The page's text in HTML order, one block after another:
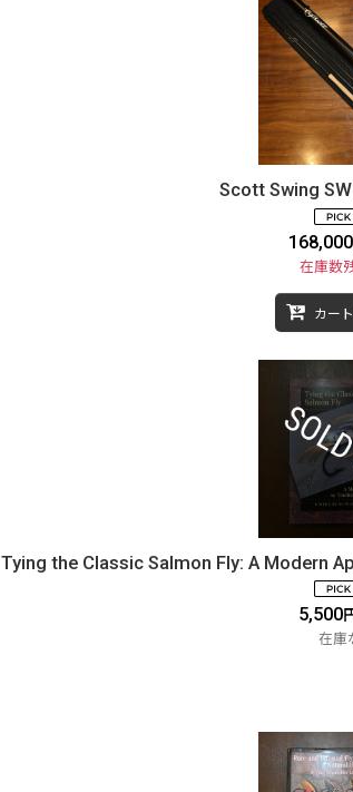
Scott Swing
168,000
在庫数
カー
Tying the Classic Salmon Fly: A Modern
5,500
在庫